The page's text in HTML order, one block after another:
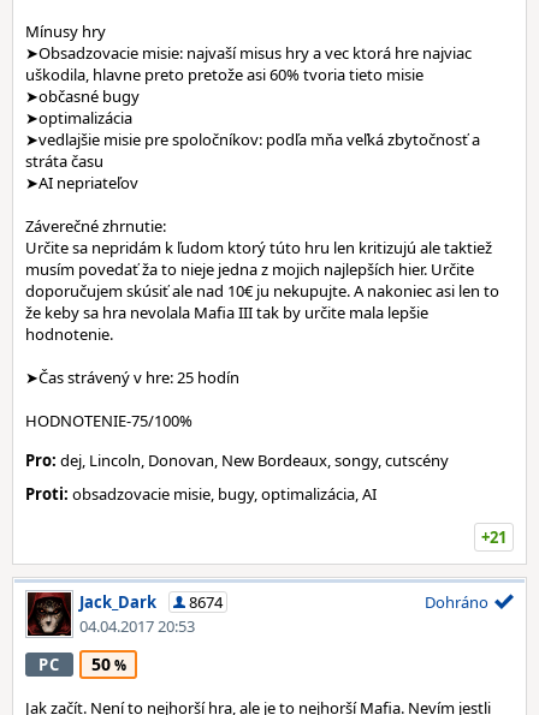
Mínusy hry
➤Obsadzovacie misie: najvaší misus hry a vec ktorá hre najviac
uškodila, hlavne preto pretože asi 60% tvoria tieto misie
➤občasné bugy
➤optimalizácia
➤vedlajšie misie pre spoločníkov: podľa mňa veľká zbytočnosť a
stráta času
➤AI nepriateľov
Záverečné zhrnutie:
Určite sa nepridám k ľudom ktorý túto hru len kritizujú ale taktiež
musím povedať ža to nieje jedna z mojich najlepších hier. Určite
doporučujem skúsiť ale nad 10€ ju nekupujte. A nakoniec asi len to
že keby sa hra nevolala Mafia III tak by určite mala lepšie
hodnotenie.
➤Čas strávený v hre: 25 hodín
HODNOTENIE-75/100%
Pro: dej, Lincoln, Donovan, New Bordeaux, songy, cutscény
Proti: obsadzovacie misie, bugy, optimalizácia, AI
+21
Jack_Dark
8674
04.04.2017 20:53
Dohráno
PC 50
Jak začít. Není to nejhorší hra, ale je to nejhorší Mafia. Nevím jestli